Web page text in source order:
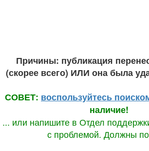
Причины: публикация
(скорее всего) ИЛИ она была
СОВЕТ: воспользуйтесь
наличие!
... или напишите в Отдел
с проблемой. Должны